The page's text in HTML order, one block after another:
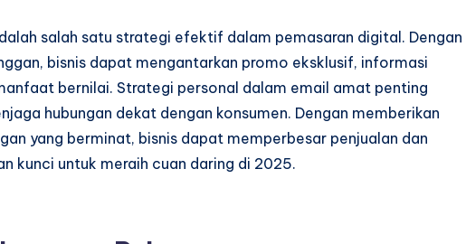
salah satu strategi efektif dalam pemasaran digital. Dengan
bisnis dapat mengantarkan promo eksklusif, informasi
bernilai. Strategi personal dalam email amat penting
hubungan dekat dengan konsumen. Dengan memberikan
yang berminat, bisnis dapat memperbesar penjualan dan
kunci untuk meraih cuan daring di 2025.